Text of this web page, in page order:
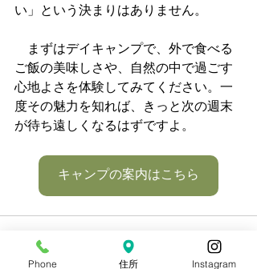
い」という決まりはありません。
まずはデイキャンプで、外で食べる
ご飯の美味しさや、自然の中で過ごす
心地よさを体験してみてください。一
度その魅力を知れば、きっと次の週末
が待ち遠しくなるはずですよ。
キャンプの案内はこちら
Phone 住所 Instagram